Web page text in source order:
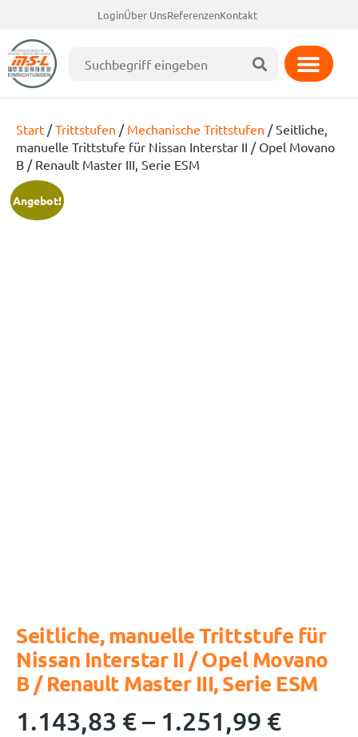
LoginÜber UnsReferenzenKontakt
Start /Trittstufen / Mechanische Trittstufen / Seitliche,
manuelle Trittstufe für Nissan Interstar II / Opel Movano
B / Renault Master III, Serie ESM
Angebot!
Seitliche, manuelle Trittstufe für
Nissan Interstar II / Opel Movano
B / Renault Master III, Serie ESM
1.143,83 €– 1.251,99 €